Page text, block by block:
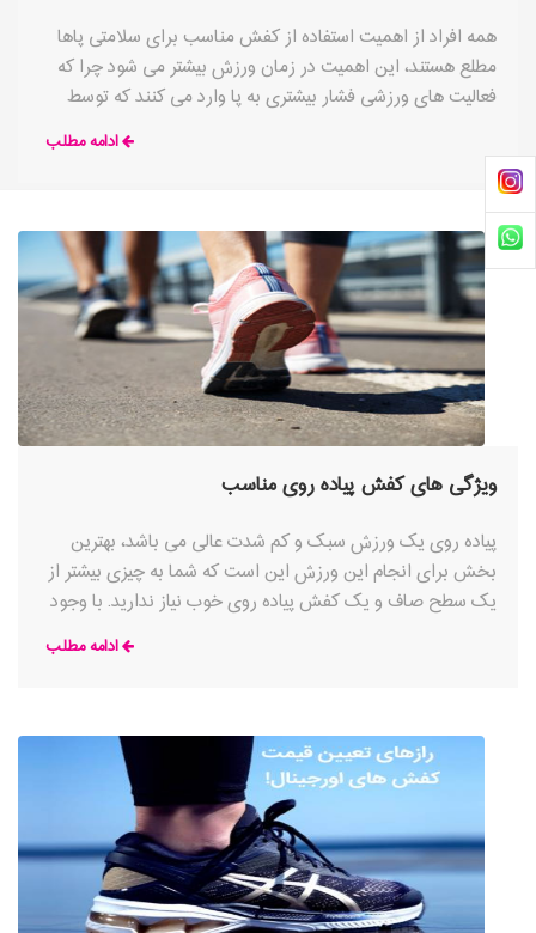
همه افراد از اهمیت استفاده از کفش مناسب برای سلامتی پاها
مطلع هستند، این اهمیت در زمان ورزش بیشتر می شود چرا که
فعالیت های ورزشی فشار بیشتری به پا وارد می کنند که توسط
ادامه مطلب
ویژگی های کفش پیاده روی مناسب
پیاده روی یک ورزش سبک و کم شدت عالی می باشد، بهترین
بخش برای انجام این ورزش این است که شما به چیزی بیشتر از
یک سطح صاف و یک کفش پیاده روی خوب نیاز ندارید. با وجود
تنوع بسیار زیاد گزینه ها از طرح و رنگ تا برند تولید کننده و
فناوری های مختلف، خرید کفش پیاده روی مناسب می تواندادامه مطلب